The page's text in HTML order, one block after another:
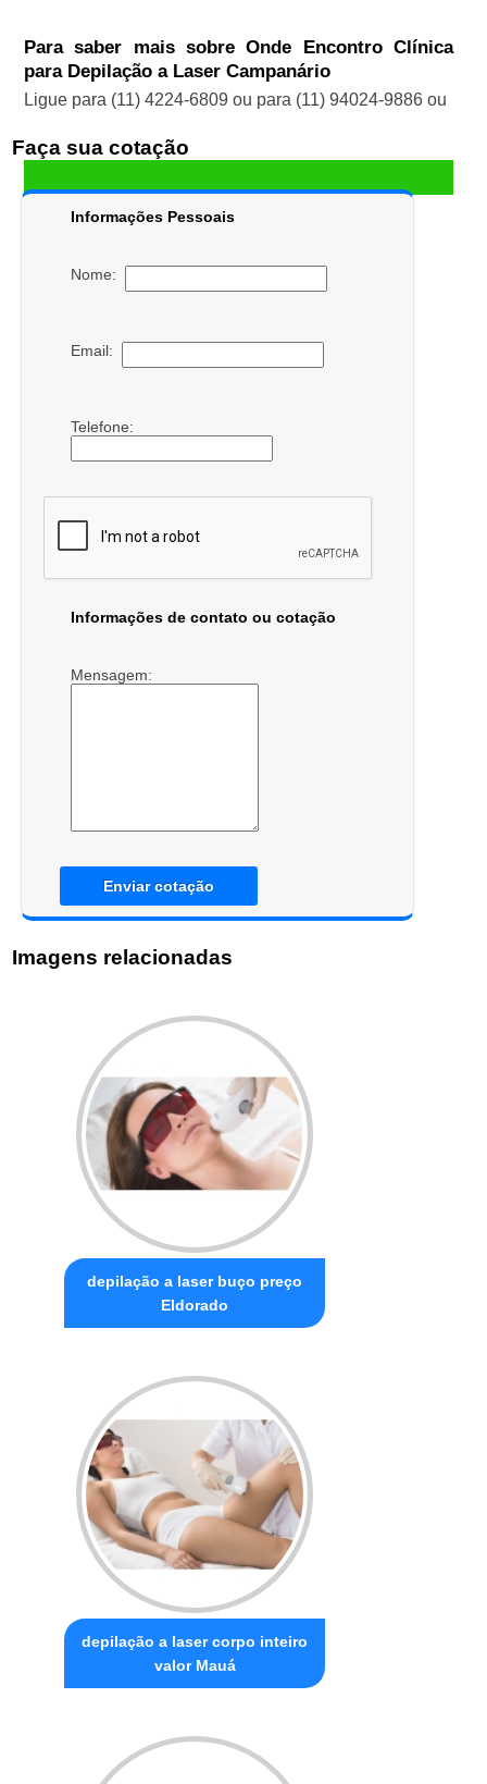
Para saber mais sobre Onde Encontro Clínica
para Depilação a Laser Campanário
Ligue para (11) 4224-6809 ou para (11) 94024-9886ou
Faça sua cotação
Informações Pessoais
Nome:
Email:
Telefone:
Informações de contato ou cotação
Mensagem:
Enviar cotação
Imagens relacionadas
depilação a laser buço preço
Eldorado
depilação a laser corpo inteiro
valor Mauá